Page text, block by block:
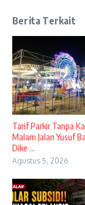
Berita Terkait
Tarif Parkir Tanpa
Malam Jalan Yusuf
Dike ...
Agustus 5, 2026